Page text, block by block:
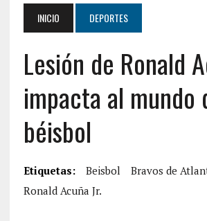
INICIO DEPORTES
Lesión de Ronald
impacta al mundo
béisbol
Etiquetas: Beisbol Bravos de
Ronald Acuña Jr.